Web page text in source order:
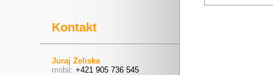
Kontakt
Juraj Zeliska
mobil: +421 905 736 545